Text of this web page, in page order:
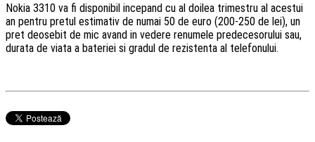
Nokia 3310 va fi disponibil incepand cu al doilea trimestru al acestui
an pentru pretul estimativ de numai 50 de euro (200-250 de lei), un
pret deosebit de mic avand in vedere renumele predecesorului sau,
durata de viata a bateriei si gradul de rezistenta al telefonului.